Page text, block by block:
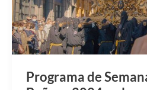
Programa de